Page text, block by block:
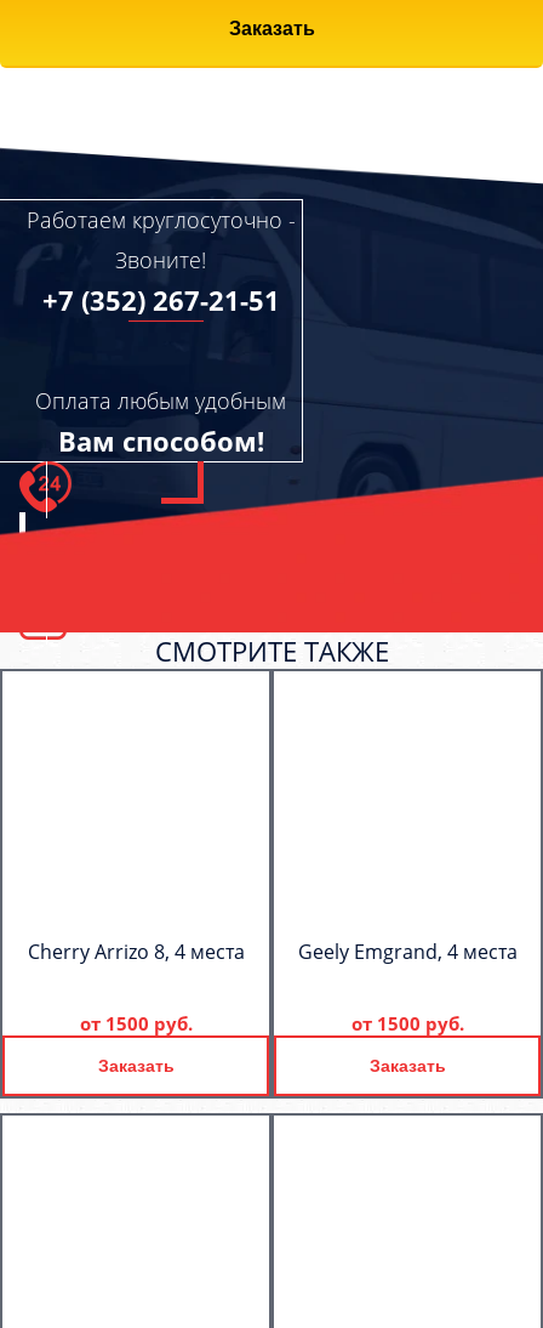
Заказать
Работаем круглосуточно -
Звоните!
+7 (352) 267-21-51
Оплата любым удобным
Вам способом!
СМОТРИТЕ ТАКЖЕ
Cherry Arrizo 8, 4 места
от 1500 руб.
Заказать
Geely Emgrand, 4 места
от 1500 руб.
Заказать